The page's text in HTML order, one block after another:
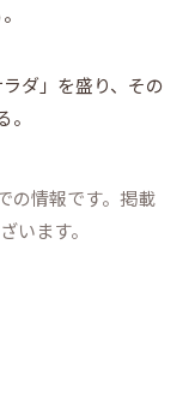
ダ」を盛り、その
の情報です。掲載
います。